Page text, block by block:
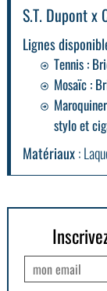
S.T. Dupont x
Lignes
Tennis :
Mosaïc :
stylo et
Matériaux: